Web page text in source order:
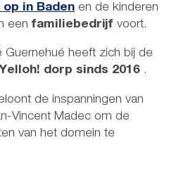
op in Baden en de kinderen
een familiebedrijf voort.
Guernehué heeft zich bij de
Yelloh! dorp sinds 2016 .
de inspanningen van
Vincent Madec om de
van het domein te